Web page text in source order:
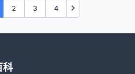
2 3 4
科